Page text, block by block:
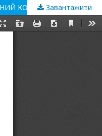
КОНТЕКСТЗавантажити